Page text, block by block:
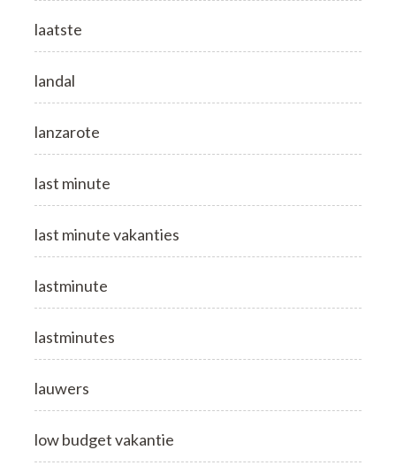
laatste
landal
lanzarote
last minute
last minute vakanties
lastminute
lastminutes
lauwers
low budget vakantie